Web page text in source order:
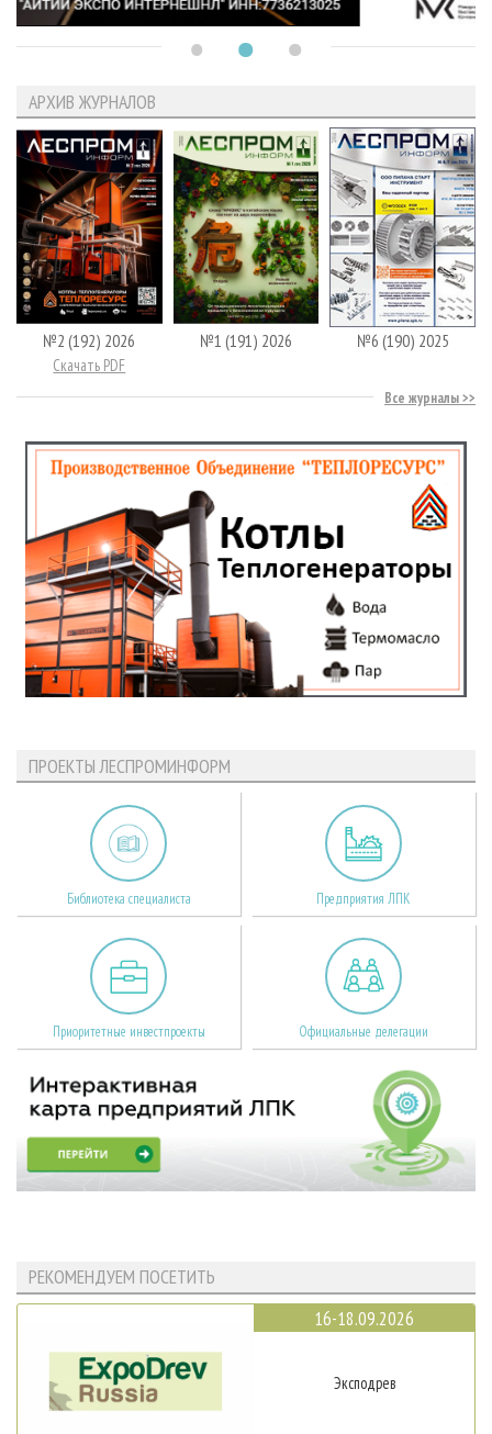
АРХИВ ЖУРНАЛОВ
№2 (192) 2026
Скачать PDF
№1 (191) 2026 №6 (190) 2025
Все журналы
ПРОЕКТЫ ЛЕСПРОМИНФОРМ
Библиотека специалиста Предприятия ЛПК
Приоритетные инвестпроекты Официальные делегации
РЕКОМЕНДУЕМ ПОСЕТИТЬ
16-18.09.2026
Эксподрев